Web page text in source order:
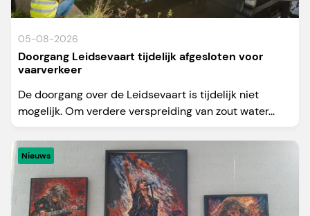
05-08-2026
Doorgang Leidsevaart tijdelijk afgesloten voor
vaarverkeer
De doorgang over de Leidsevaart is tijdelijk niet
mogelijk. Om verdere verspreiding van zout water...
Nieuws